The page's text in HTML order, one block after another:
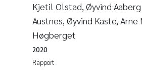
Vladyslava Hostyeva
Odd Arne Segtnan Skogan
Ana Margarida Pinto Costa
Kjetil Olstad, Øyvind Aaberg
Austnes, Øyvind Kaste,
Høgberget
Rapport
2020